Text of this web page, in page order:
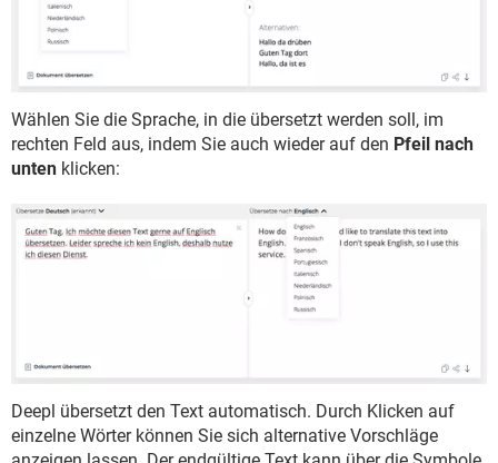
Wählen Sie die Sprache, in die übersetzt werden soll, im
rechten Feld aus, indem Sie auch wieder auf den Pfeil nach
unten klicken:
Deepl übersetzt den Text automatisch. Durch Klicken auf
einzelne Wörter können Sie sich alternative Vorschläge